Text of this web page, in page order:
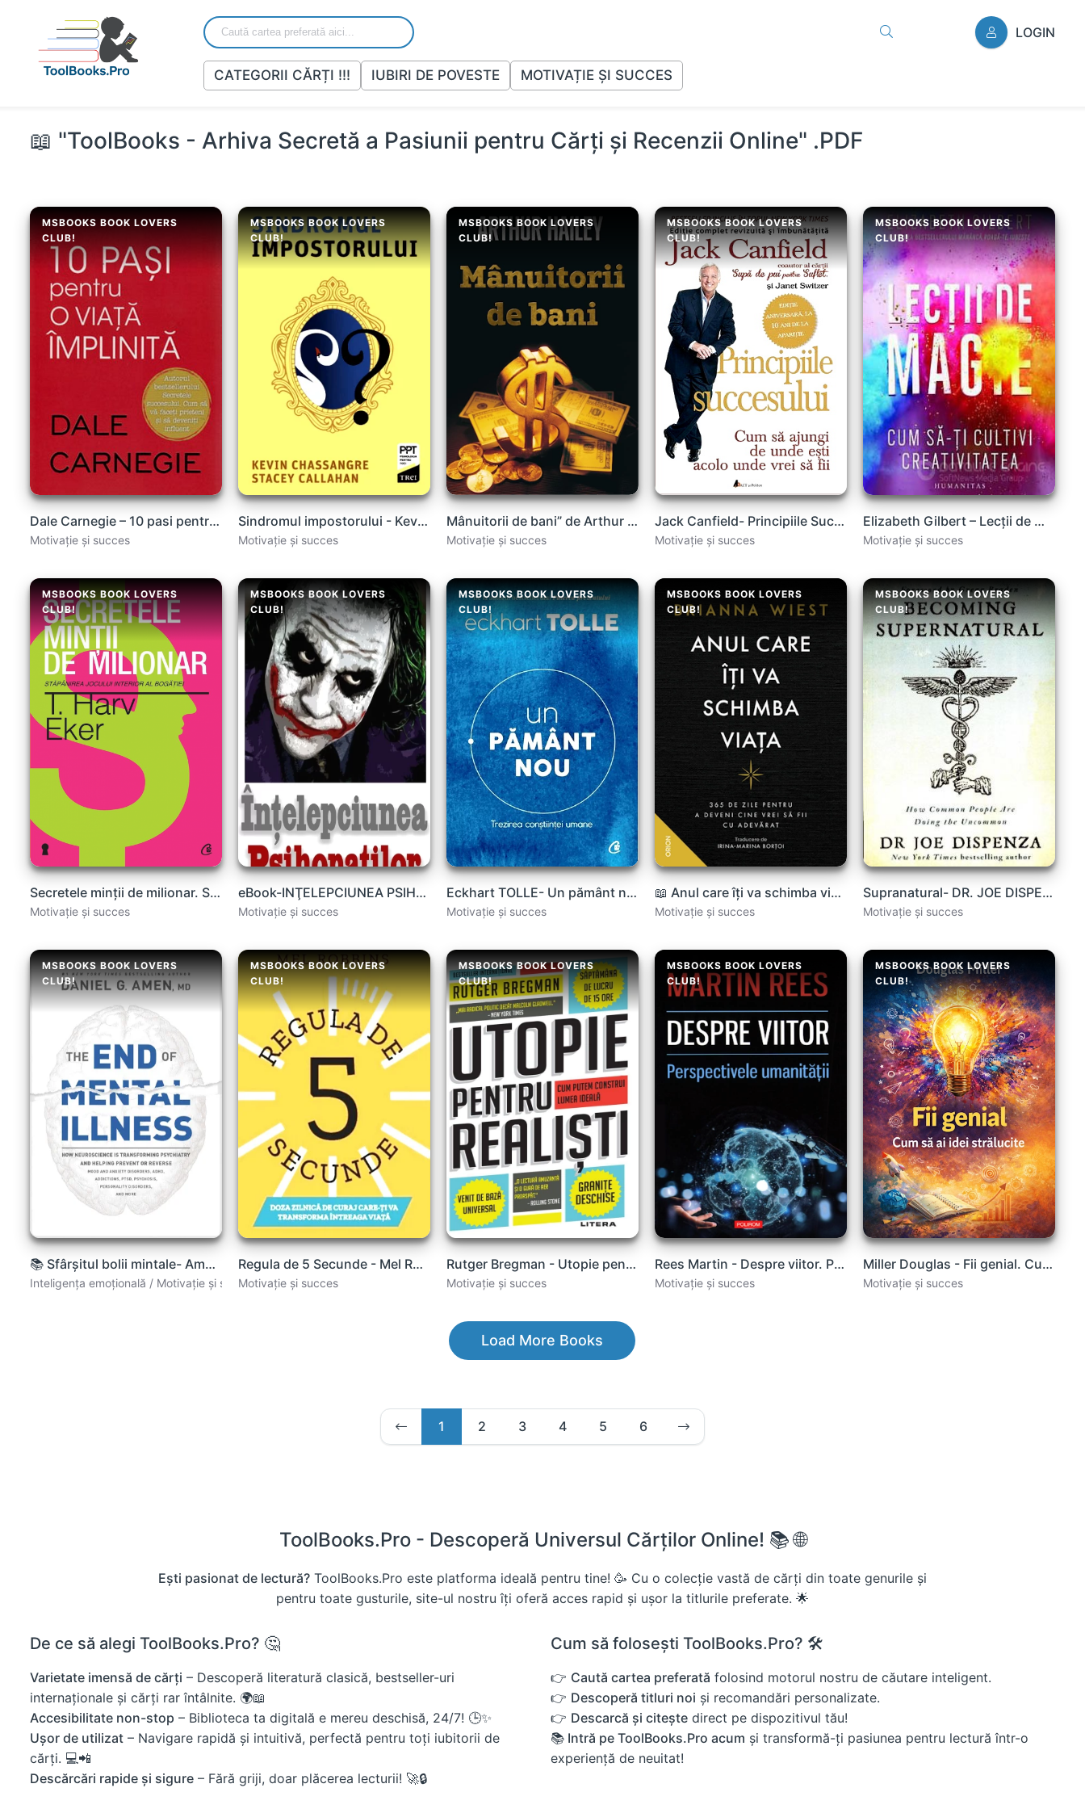
CATEGORII CĂRȚI !!! IUBIRI DE POVESTE MOTIVAȚIE ȘI SUCCES
LOGIN
📖 "ToolBooks - Arhiva Secretă a Pasiunii pentru Cărți și Recenzii Online" .PDF
MSBOOKS BOOK LOVERS
CLUB!
Dale Carnegie – 10 pasi pentru o viata implinită .PDF
Motivație și succes
MSBOOKS BOOK LOVERS
CLUB!
Sindromul impostorului - Kevin Chassangre , Stacey Callahan
Motivație și succes
MSBOOKS BOOK LOVERS
CLUB!
Mânuitorii de bani” de Arthur Hailey
Motivație și succes
MSBOOKS BOOK LOVERS
CLUB!
Jack Canfield- Principiile Succesului .pdf
Motivație și succes
MSBOOKS BOOK LOVERS
CLUB!
Elizabeth Gilbert – Lecții de magie carte .PDF
Motivație și succes
MSBOOKS BOOK LOVERS
CLUB!
Secretele minţii de milionar. Stăpînirea jocului interior al bogaţiei T. Harv Eker
Motivație și succes
MSBOOKS BOOK LOVERS
CLUB!
eBook-INŢELEPCIUNEA PSIHOPAŢILOR – KEVIN DUTTON .PDF
Motivație și succes
MSBOOKS BOOK LOVERS
CLUB!
Eckhart TOLLE- Un pământ nou. Trezirea conştiinţei umane .PDF
Motivație și succes
MSBOOKS BOOK LOVERS
CLUB!
📖 Anul care îți va schimba viața – Brianna Wiest
Motivație și succes
MSBOOKS BOOK LOVERS
CLUB!
Supranatural- DR. JOE DISPENZA .PDF
Motivație și succes
MSBOOKS BOOK LOVERS
CLUB!
📚 Sfârșitul bolii mintale- Amen Daniel G.
Inteligența emoțională / Motivație și succes
MSBOOKS BOOK LOVERS
CLUB!
Regula de 5 Secunde - Mel Robbins .PDF
Motivație și succes
MSBOOKS BOOK LOVERS
CLUB!
Rutger Bregman - Utopie pentru realisti .PDF
Motivație și succes
MSBOOKS BOOK LOVERS
CLUB!
Rees Martin - Despre viitor. Perspectivele umanității.pdf
Motivație și succes
MSBOOKS BOOK LOVERS
CLUB!
Miller Douglas - Fii genial. Cum să ai idei strălucite
Motivație și succes
Load More Books
1 2 3 4 5 6
ToolBooks.Pro - Descoperă Universul Cărților Online! 📚 🌐
Ești pasionat de lectură? ToolBooks.Pro este platforma ideală pentru tine! 🥳 Cu o colecție vastă de cărți din toate genurile și
pentru toate gusturile, site-ul nostru îți oferă acces rapid și ușor la titlurile preferate. 🌟
De ce să alegi ToolBooks.Pro? 🤔
Varietate imensă de cărți – Descoperă literatură clasică, bestseller-uri
internaționale și cărți rar întâlnite. 🌍📖
Accesibilitate non-stop – Biblioteca ta digitală e mereu deschisă, 24/7! 🕒✨
Ușor de utilizat– Navigare rapidă și intuitivă, perfectă pentru toți iubitorii de
cărți. 💻📲
Descărcări rapide și sigure– Fără griji, doar plăcerea lecturii! 🚀🔒
Cum să folosești ToolBooks.Pro? 🛠️
👉 Caută cartea preferată folosind motorul nostru de căutare inteligent.
👉 Descoperă titluri noi și recomandări personalizate.
👉 Descarcă și citeștedirect pe dispozitivul tău!
📚 Intră pe ToolBooks.Pro acum și transformă-ți pasiunea pentru lectură într-o
experiență de neuitat!